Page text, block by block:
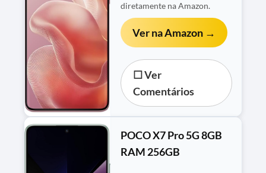
diretamente na Amazon.
Ver na Amazon →
☐ Ver
Comentários
POCO X7 Pro 5G 8GB
RAM 256GB